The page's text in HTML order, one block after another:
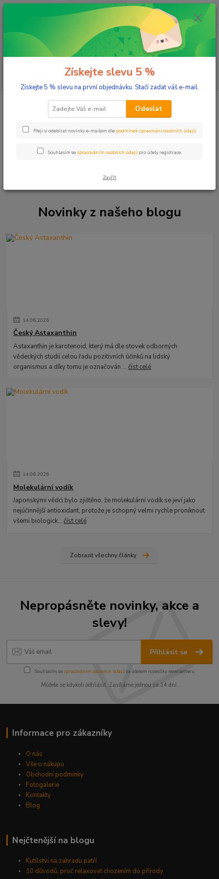
Menu
(Po-Pá, 10-17 hod.)
ks
0 Kč
Dílna a zahrada
Dílna a zahrada
Novinky z našeho blogu
14.06.2026
Český Astaxanthin
Astaxanthin je karotenoid, který má dle stovek odborných
vědeckých studií celou řadu pozitivních účinků na lidský
organismus a díky tomu je označován ...číst celé
14.06.2026
Molekulární vodík
Japonskými vědci bylo zjištěno, že molekulární vodík se jeví jako
nejúčinnější antioxidant, protože je schopný velmi rychle proniknout
všemi biologick...číst celé
Zobrazit všechny články
Nepropásněte novinky, akce a
slevy!
Přihlásit se
Souhlasím se zpracováním osobních údajůza účelem rozesílky newsletteru.
Můžete se kdykoli odhlásit. Zasíláme jednou za 14 dní.
Informace pro zákazníky
O nás
Vše o nákupu
Obchodní podmínky
Fotogalerie
Kontakty
Blog
Nejčtenější na blogu
Kutilství na zahradu patří
10 důvodů, proč relaxovat chozením do přírody
Získejte slevu 5 %
Získejte 5 % slevu na první objednávku. Stačí zadat váš e-mail.
Odeslat
Přeji si odebírat novinky e-mailem dle podmínek zpracování osobních údajů.
Souhlasím se zpracováním osobních údajů pro účely registrace.
Zavřít